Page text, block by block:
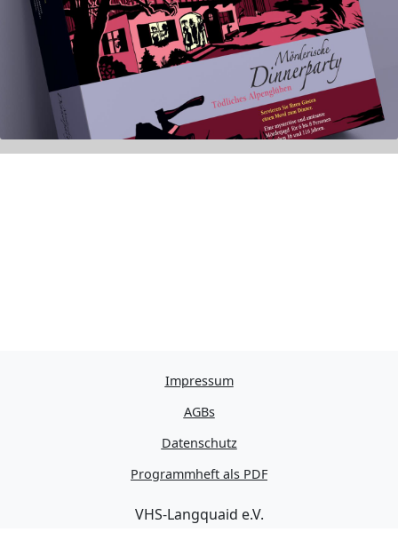
Impressum
AGBs
Datenschutz
Programmheft als PDF
VHS-Langquaid e.V.